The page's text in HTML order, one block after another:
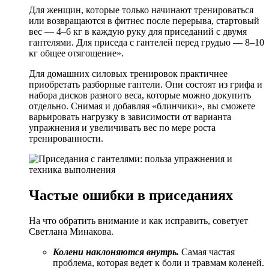
Для женщин, которые только начинают тренироваться
или возвращаются в фитнес после перерыва, стартовый
вес — 4–6 кг в каждую руку для приседаний с двумя
гантелями. Для приседа с гантелей перед грудью — 8–10
кг общее отягощение».
Для домашних силовых тренировок практичнее
приобретать разборные гантели. Они состоят из грифа и
набора дисков разного веса, которые можно докупить
отдельно. Снимая и добавляя «блинчики», вы сможете
варьировать нагрузку в зависимости от варианта
упражнения и увеличивать вес по мере роста
тренированности.
Частые ошибки в приседаниях
На что обратить внимание и как исправить, советует
Светлана Минакова.
Колени наклоняются внутрь. Самая частая
проблема, которая ведет к боли и травмам коленей.